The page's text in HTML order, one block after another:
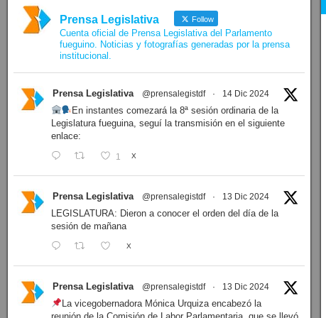
Prensa Legislativa Follow
Cuenta oficial de Prensa Legislativa del Parlamento
fueguino. Noticias y fotografías generadas por la prensa
institucional.
Prensa Legislativa @prensalegistdf · 14 Dic 2024
En instantes comezará la 8ª sesión ordinaria de la
Legislatura fueguina, seguí la transmisión en el siguiente
enlace:
1 X
Prensa Legislativa @prensalegistdf · 13 Dic 2024
LEGISLATURA: Dieron a conocer el orden del día de la
sesión de mañana
X
Prensa Legislativa @prensalegistdf · 13 Dic 2024
La vicegobernadora Mónica Urquiza encabezó la